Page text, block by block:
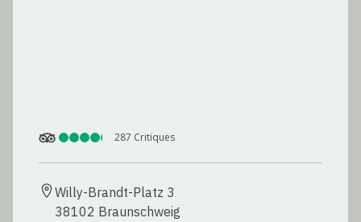
287 Critiques
Willy-Brandt-Platz 3
38102 Braunschweig